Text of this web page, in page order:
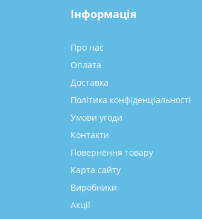
Інформація
Про нас
Оплата
Доставка
Політика конфіденціальності
Умови угоди
Контакти
Повернення товару
Карта сайту
Виробники
Акції